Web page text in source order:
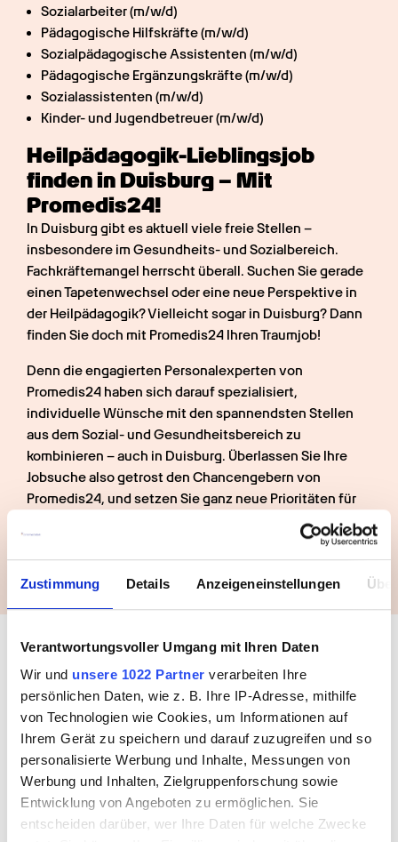
Zustimmung Details Anzeigeneinstellungen
Verantwortungsvoller Umgang mit Ihren Daten
Wir und unsere 1022 Partner verarbeiten Ihre
persönlichen Daten, wie z. B. Ihre IP-Adresse, mithilfe
von Technologien wie Cookies, um Informationen auf
Ihrem Gerät zu speichern und darauf zuzugreifen und so
personalisierte Werbung und Inhalte, Messungen von
Werbung und Inhalten, Zielgruppenforschung sowie
Entwicklung von Angeboten zu ermöglichen. Sie
entscheiden darüber, wer Ihre Daten für welche Zwecke
Sozialarbeiter (m/w/d)
Pädagogische Hilfskräfte (m/w/d)
Sozialpädagogische Assistenten (m/w/d)
Pädagogische Ergänzungskräfte (m/w/d)
Sozialassistenten (m/w/d)
Kinder- und Jugendbetreuer (m/w/d)
Heilpädagogik-Lieblingsjob
finden in Duisburg – Mit
Promedis24!
In Duisburg gibt es aktuell viele freie Stellen –
insbesondere im Gesundheits- und Sozialbereich.
Fachkräftemangel herrscht überall. Suchen Sie gerade
einen Tapetenwechsel oder eine neue Perspektive in
der Heilpädagogik? Vielleicht sogar in Duisburg? Dann
finden Sie doch mit Promedis24 Ihren Traumjob!
Denn die engagierten Personalexperten von
Promedis24 haben sich darauf spezialisiert,
individuelle Wünsche mit den spannendsten Stellen
aus dem Sozial- und Gesundheitsbereich zu
kombinieren – auch in Duisburg. Überlassen Sie Ihre
Jobsuche also getrost den Chancengebern von
Promedis24, und setzen Sie ganz neue Prioritäten für
sich selbst: Entdecken Sie das Abenteuer Ruhrpott! Wir
freuen uns auf Ihren Anruf.
uns